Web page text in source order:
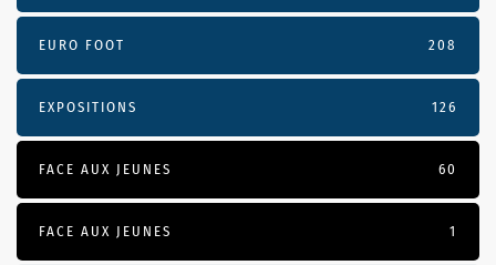
EURO FOOT 208
EXPOSITIONS 126
FACE AUX JEUNES 60
FACE AUX JEUNES 1